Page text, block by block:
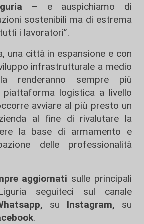
– e auspichiamo di
sostenibili ma di estrema
i lavoratori”.
una città in espansione e con
infrastrutturale a medio
renderanno sempre più
logistica a livello
avviare al più presto un
al fine di rivalutare la
la base di armamento e
delle professionalità
aggiornati sulle principali
seguiteci sul canale
su Instagram, su
.